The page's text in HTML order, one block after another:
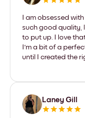
I am obsessed
such good quality,
to put up. I love
I'm a bit of a
until I created the
Laney Gill